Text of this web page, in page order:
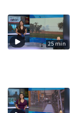
25 min